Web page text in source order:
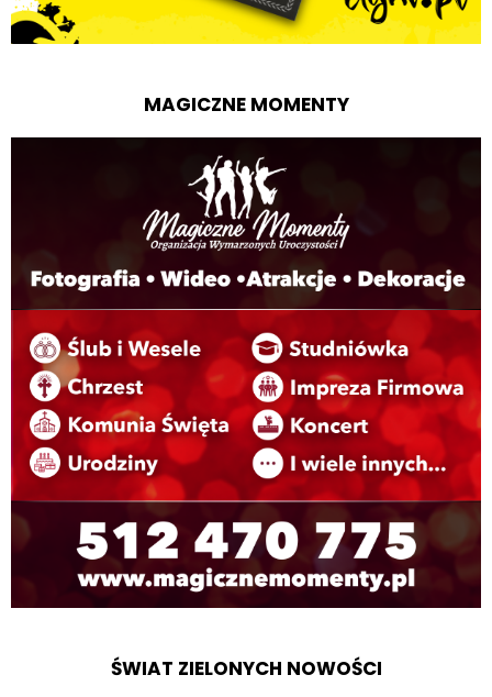
MAGICZNE MOMENTY
ŚWIAT ZIELONYCH NOWOŚCI